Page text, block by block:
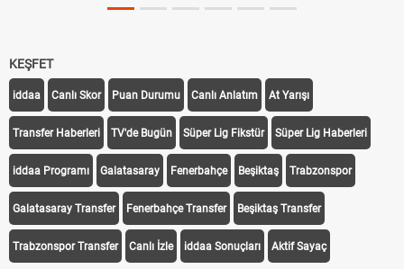
KEŞFET
iddaa Canlı Skor Puan Durumu Canlı Anlatım At Yarışı
Transfer Haberleri TV'de Bugün Süper Lig Fikstür Süper Lig Haberleri
iddaa Programı Galatasaray Fenerbahçe Beşiktaş Trabzonspor
Galatasaray Transfer Fenerbahçe Transfer Beşiktaş Transfer
Trabzonspor Transfer Canlı İzle iddaa Sonuçları Aktif Sayaç